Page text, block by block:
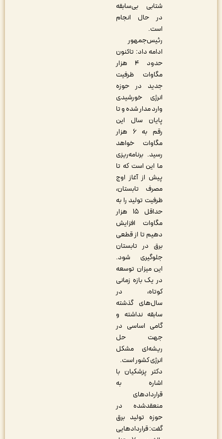
شتابی بی‌سابقه
در حال انجام
رئیس‌جمهور
ادامه داد: تاکنون
حدود ۴ هزار
مگاوات ظرفیت
جدید در حوزه
انرژی خورشیدی
وارد مدار شده و تا
پایان سال این
رقم به ۶ هزار
مگاوات خواهد
رسید. برنامه‌ریزی
ما این است که تا
پیش از آغاز اوج
مصرف تابستان،
ظرفیت تولید را به
حداقل ۱۵ هزار
مگاوات افزایش
دهیم تا از قطعی
برق در تابستان
جلوگیری شود.
این میزان توسعه
در یک بازه زمانی
کوتاه، در
سال‌های گذشته
سابقه نداشته و
گامی اساسی در
جهت حل
ریشه‌ای مشکل
انرژی کشور است.
دکتر پزشکیان با
اشاره به
قراردادهای
منعقدشده در
حوزه تولید برق
گفت: قراردادهایی